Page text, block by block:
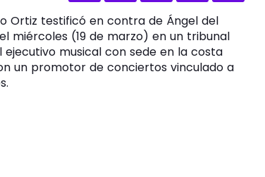
Ortiz testificó en contra de Ángel del
miércoles (19 de marzo) en un tribunal
ejecutivo musical con sede en la costa
un promotor de conciertos vinculado a